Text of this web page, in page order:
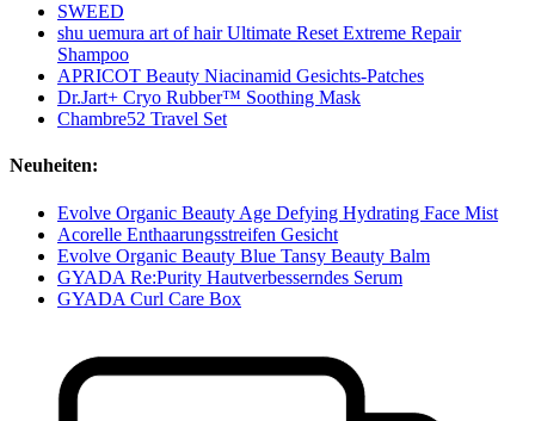
SWEED
shu uemura art of hair Ultimate Reset Extreme Repair
Shampoo
APRICOT Beauty Niacinamid Gesichts‑Patches
Dr.Jart+ Cryo Rubber™ Soothing Mask
Chambre52 Travel Set
Neuheiten:
Evolve Organic Beauty Age Defying Hydrating Face Mist
Acorelle Enthaarungsstreifen Gesicht
Evolve Organic Beauty Blue Tansy Beauty Balm
GYADA Re:Purity Hautverbesserndes Serum
GYADA Curl Care Box